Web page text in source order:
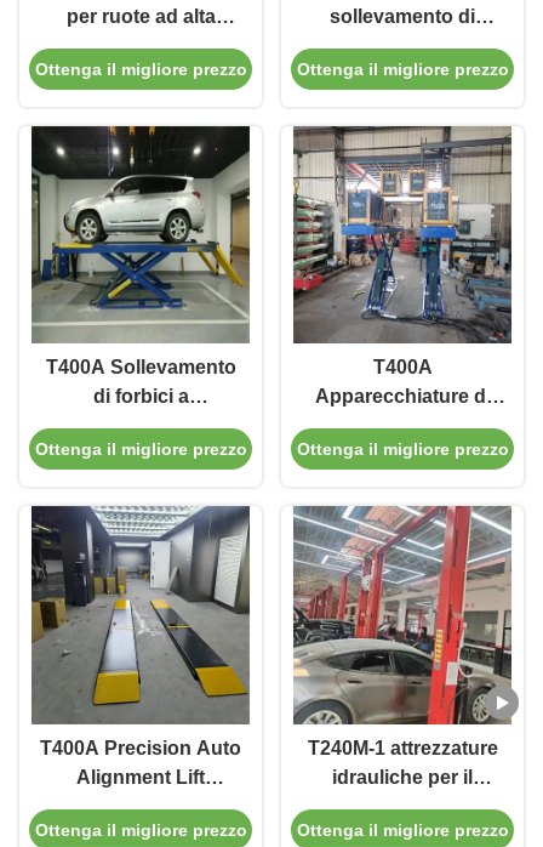
per ruote ad alta
precisione T400D
4000 kg Capacità per
Ottenga il migliore prezzo
sollevamento di
carrelli con due pali a
grondaia con
di sollevamento
Ottenga il migliore prezzo
T400A Sollevamento
di forbici a
allineamento durevole
4000 kg con
Ottenga il migliore prezzo
T400A
Apparecchiature di
sollevamento auto a
profilo ultra basso per
manutenzione
Ottenga il migliore prezzo
T400A Precision Auto
Alignment Lift
380V/220V con
design a basso
Ottenga il migliore prezzo
T240M-1 attrezzature
idrauliche per il
sollevamento di auto
da 8800 libbre con
Ottenga il migliore prezzo